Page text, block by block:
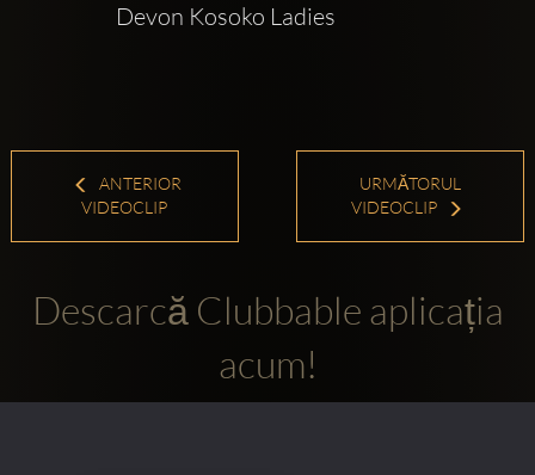
Devon Kosoko Ladies
ANTERIOR
VIDEOCLIP
URMĂTORUL
VIDEOCLIP
Descarcă Clubbable aplicația
acum!